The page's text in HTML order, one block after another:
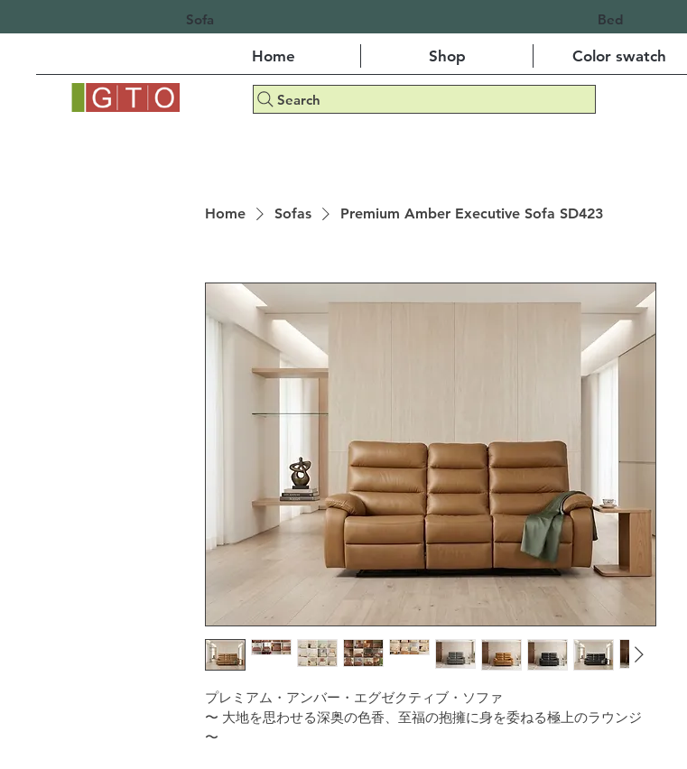
Sofa Bed
Home Shop Color swatch
Search
Home Sofas Premium Amber Executive Sofa SD423
プレミアム・アンバー・エグゼクティブ・ソファ
〜 大地を思わせる深奥の色香、至福の抱擁に身を委ねる極上のラウンジ
〜